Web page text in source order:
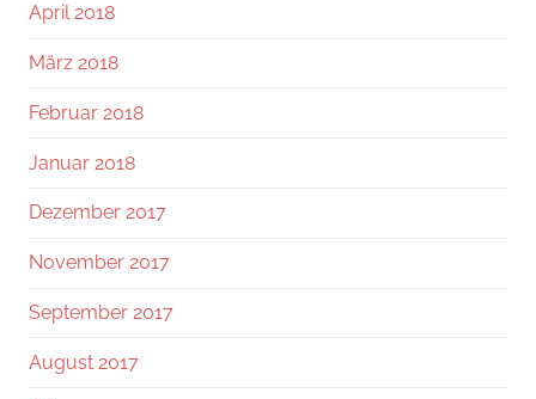
April 2018
März 2018
Februar 2018
Januar 2018
Dezember 2017
November 2017
September 2017
August 2017